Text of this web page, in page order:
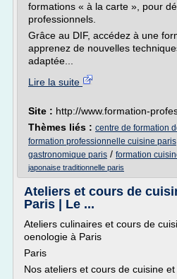
formations « à la carte », pour
professionnels.
Grâce au DIF, accédez à une
apprenez de nouvelles
adaptée...
Lire la suite
Site : http://www.formation-
Thèmes liés : centre de formation
formation professionnelle cuisine paris
gastronomique paris / formation
japonaise traditionnelle paris
Ateliers et cours de
Paris | Le ...
Ateliers culinaires et cours de
oenologie à Paris
Paris
Nos ateliers et cours de cuisine